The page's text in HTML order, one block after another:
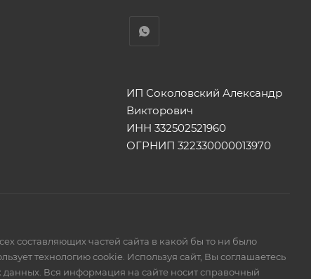
ИП Соколовский Александр
Викторович
ИНН 332502521960
ОГРНИП 322330000013970
составляющих частей сайта в какой бы то ни было
технологию cookie. Используя сайт, Вы соглашаетесь
данных. Вся информация на сайте носит справочный